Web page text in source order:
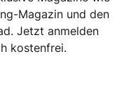
Magazin und den
Jetzt anmelden
kostenfrei.